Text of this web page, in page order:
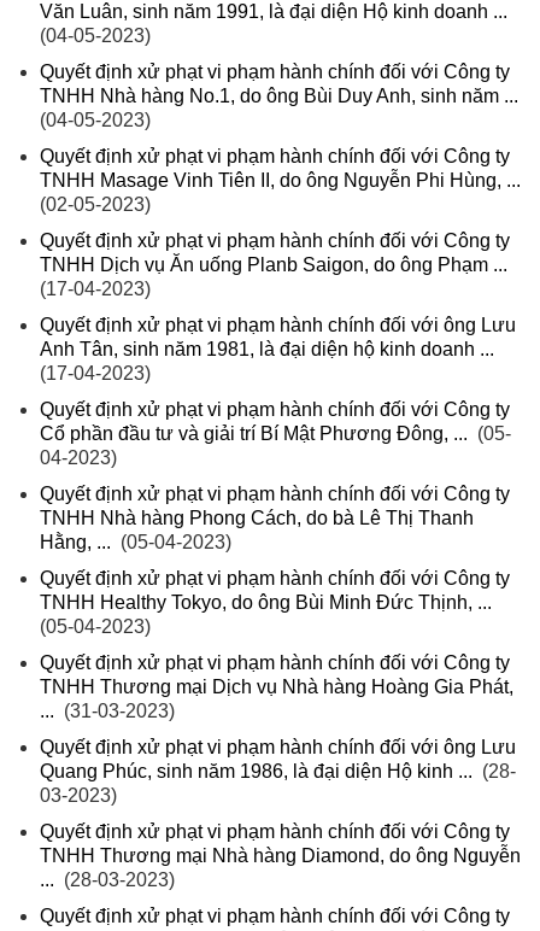
Văn Luân, sinh năm 1991, là đại diện Hộ kinh doanh ...
(04-05-2023)
Quyết định xử phạt vi phạm hành chính đối với Công ty
TNHH Nhà hàng No.1, do ông Bùi Duy Anh, sinh năm ...
(04-05-2023)
Quyết định xử phạt vi phạm hành chính đối với Công ty
TNHH Masage Vinh Tiên II, do ông Nguyễn Phi Hùng, ...
(02-05-2023)
Quyết định xử phạt vi phạm hành chính đối với Công ty
TNHH Dịch vụ Ăn uống Planb Saigon, do ông Phạm ...
(17-04-2023)
Quyết định xử phạt vi phạm hành chính đối với ông Lưu
Anh Tân, sinh năm 1981, là đại diện hộ kinh doanh ...
(17-04-2023)
Quyết định xử phạt vi phạm hành chính đối với Công ty
Cổ phần đầu tư và giải trí Bí Mật Phương Đông, ... (05-
04-2023)
Quyết định xử phạt vi phạm hành chính đối với Công ty
TNHH Nhà hàng Phong Cách, do bà Lê Thị Thanh
Hằng, ... (05-04-2023)
Quyết định xử phạt vi phạm hành chính đối với Công ty
TNHH Healthy Tokyo, do ông Bùi Minh Đức Thịnh, ...
(05-04-2023)
Quyết định xử phạt vi phạm hành chính đối với Công ty
TNHH Thương mại Dịch vụ Nhà hàng Hoàng Gia Phát,
... (31-03-2023)
Quyết định xử phạt vi phạm hành chính đối với ông Lưu
Quang Phúc, sinh năm 1986, là đại diện Hộ kinh ... (28-
03-2023)
Quyết định xử phạt vi phạm hành chính đối với Công ty
TNHH Thương mại Nhà hàng Diamond, do ông Nguyễn
... (28-03-2023)
Quyết định xử phạt vi phạm hành chính đối với Công ty